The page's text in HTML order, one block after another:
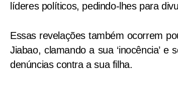
líderes políticos, pedindo-lhes para
Essas revelações também ocorrem
Jiabao, clamando a sua ‘inocência’
denúncias contra a sua filha.